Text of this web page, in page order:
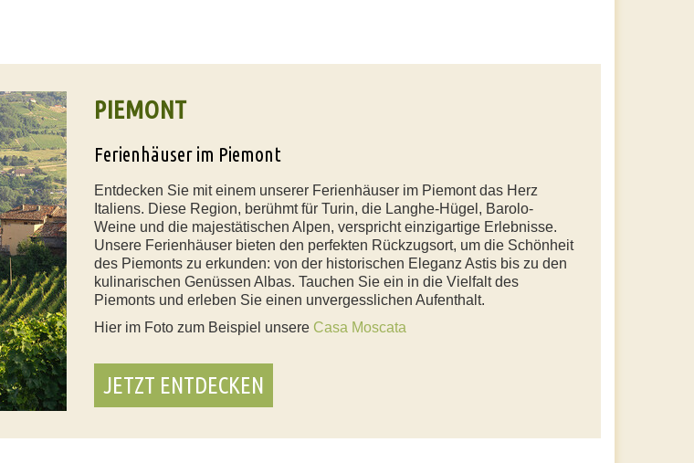
PIEMONT
Ferienhäuser im Piemont
Entdecken Sie mit einem unserer Ferienhäuser im Piemont das Herz
Italiens. Diese Region, berühmt für Turin, die Langhe-Hügel, Barolo-
Weine und die majestätischen Alpen, verspricht einzigartige Erlebnisse.
Unsere Ferienhäuser bieten den perfekten Rückzugsort, um die Schönheit
des Piemonts zu erkunden: von der historischen Eleganz Astis bis zu den
kulinarischen Genüssen Albas. Tauchen Sie ein in die Vielfalt des
Piemonts und erleben Sie einen unvergesslichen Aufenthalt.
Hier im Foto zum Beispiel unsere Casa Moscata
JETZT ENTDECKEN